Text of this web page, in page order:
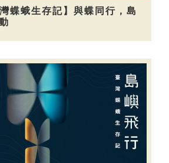
蝶蛾生存記】與蝶同行，島